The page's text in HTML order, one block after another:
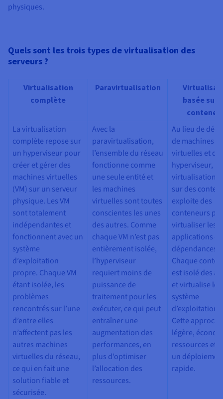
Tarifs
Roadmap & Changelog
Roadmap & Changelog
physiques.
Quels sont les trois types de virtualisation des
serveurs ?
Virtualisation
complète
Paravirtualisation
basée sur
La virtualisation
complète repose sur
un hyperviseur pour
créer et gérer des
machines virtuelles
(VM) sur un serveur
physique. Les VM
sont totalement
indépendantes et
fonctionnent avec un
système
d’exploitation
propre. Chaque VM
étant isolée, les
problèmes
rencontrés sur l’une
d’entre elles
n’affectent pas les
autres machines
virtuelles du réseau,
ce qui en fait une
solution fiable et
sécurisée.
Avec la
paravirtualisation,
l’ensemble du réseau
fonctionne comme
une seule entité et
les machines
virtuelles sont toutes
conscientes les unes
des autres. Comme
chaque VM n’est pas
entièrement isolée,
l’hyperviseur
requiert moins de
puissance de
traitement pour les
exécuter, ce qui peut
entraîner une
augmentation des
performances, en
plus d’optimiser
l’allocation des
ressources.
Au lieu de
de machines
virtuelles et
hyperviseur, la
virtualisation
sur des
exploite des
conteneurs
virtualiser les
applications et
dépendances.
Chaque
est isolé des
et virtualise le
système
d’exploitation
Cette
légère,
ressources et
un
rapide.